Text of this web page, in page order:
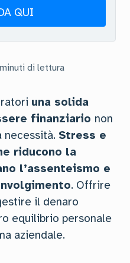
QUI
di lettura
una solida
finanziario non
necessità. Stress e
riducono la
l’assenteismo e
. Offrire
il denaro
equilibrio personale
aziendale.